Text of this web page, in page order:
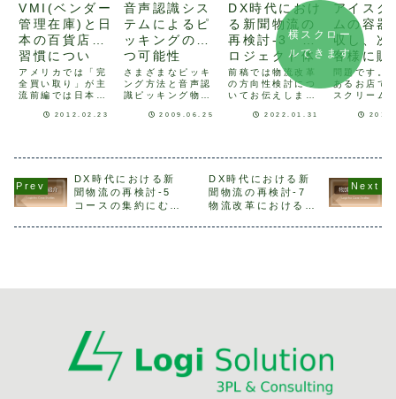
VMI(ベンダー
管理在庫)と日
本の百貨店商
習慣につい
て：後編
アメリカでは「完
全買い取り」が主
流前編では日本の
の商習慣である
ました。これに対
して、米国におけ
るメーカーと小売
り間の取引き形態
2012.02.23
音声認識シス
テムによるピ
ッキングの持
つ可能性
さまざまなピッキ
ング方法と音声認
識ピッキング物流
グ方法といえば皆
ッキ ングハンディ
ターミナルピッキ
ングカートピッキ
ングデジタルピッ
2009.06.25
DX時代におけ
る新聞物流の
再検討-3 プ
ロジェクト体
制の構築
前稿では物流改革
の方向性検討につ
いてお伝えしまし
改革におけるプロ
を閃いても、実行
できなければ絵に
描いた餅になって
しまいます。せっ
2022.01.31
アイスク
ムの容器
収し、次
客様に販
るには？
テラルシ
ングにつ
て）
問題です。
あるお店で
スクリーム
売していま
のお客様に
クリームを
きません。
横スクロー
ルできます
DX時代における新
聞物流の再検討-5
コースの集約にむけ
DX時代における新
聞物流の再検討-7
物流改革における既